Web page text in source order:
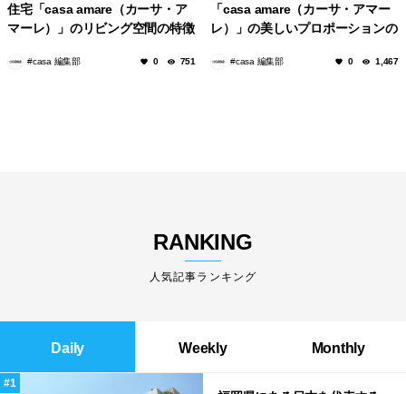
住宅「casa amare（カーサ・ア
マーレ）」のリビング空間の特徴
#casa 編集部 0 751
「casa amare（カーサ・アマー
レ）」の美しいプロポーションの
#casa 編集部 0 1,467
RANKING
人気記事ランキング
Daily Weekly Monthly